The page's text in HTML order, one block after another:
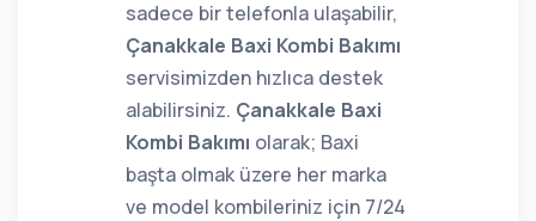
sadece bir telefonla ulaşabilir,
Çanakkale Baxi Kombi Bakımı
servisimizden hızlıca destek
alabilirsiniz. Çanakkale Baxi
Kombi Bakımı olarak; Baxi
başta olmak üzere her marka
ve model kombileriniz için 7/24